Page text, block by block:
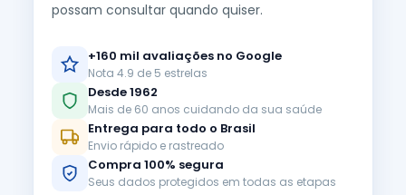
possam consultar quando quiser.
+160 mil avaliações no Google
Nota 4.9 de 5 estrelas
Desde 1962
Mais de 60 anos cuidando da sua saúde
Entrega para todo o Brasil
Envio rápido e rastreado
Compra 100% segura
Seus dados protegidos em todas as etapas